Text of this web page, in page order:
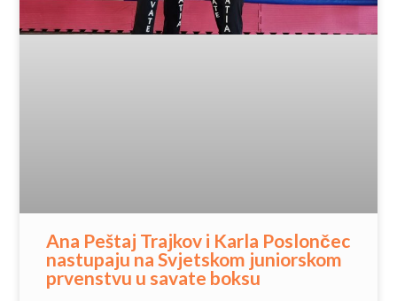
Ana Peštaj Trajkov i Karla Poslončec
nastupaju na Svjetskom juniorskom
prvenstvu u savate boksu